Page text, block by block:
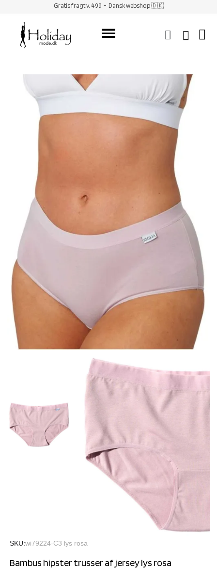
Gratis fragt v. 499 - Dansk webshop 🇩🇰
SKU wi79224-C3 lys rosa
Bambus hipster trusser af jersey lys rosa